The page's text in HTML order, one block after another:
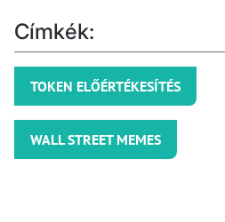
Címkék:
TOKEN ELŐÉRTÉKESÍTÉS
WALL STREET MEMES